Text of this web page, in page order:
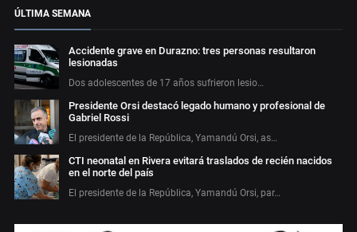
ÚLTIMA SEMANA
Accidente grave en Durazno: tres personas resultaron
lesionadas
Dos adolescentes de 17 años sufrieron lesio…
Presidente Orsi destacó legado humano y profesional de
Gabriel Rossi
El presidente de la República, Yamandú Orsi, as…
CTI neonatal en Rivera evitará traslados de recién nacidos
en el norte del país
El presidente de la República, Yamandú Orsi, par…